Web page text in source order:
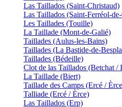
Las Taillados (Saint-Christaud)
Las Taillados (Saint-Ferréol-
Les Taillades (Touille)
La Taillade (Mont-de-Galié)
Taillades (Aulus-les-Bains)
Taillades (La Bastide-de-
Taillades (Bédeille)
Clot de las Taillados (Betchat /
La Taillade (Biert)
Taillade des Camps (Ercé /
Talliade (Ercé / Èrce)
Las Taillados (Erp)